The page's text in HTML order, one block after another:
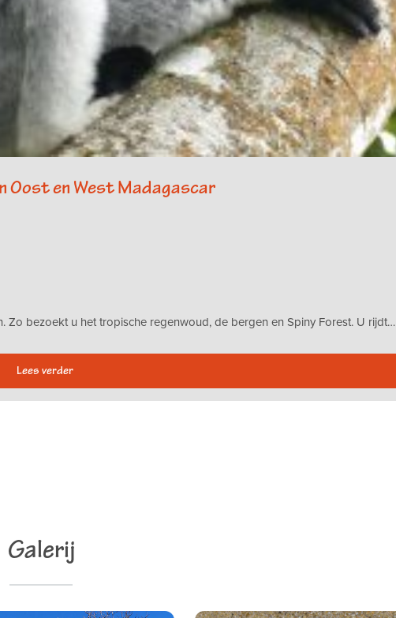
Oost en West Madagascar
bezoekt u het tropische regenwoud, de bergen en Spiny Forest. U rijdt…
Galerij